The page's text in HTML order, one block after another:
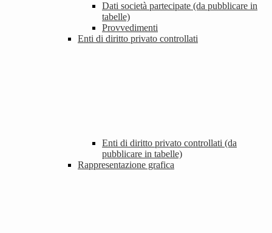
Dati società partecipate (da pubblicare in
tabelle)
Provvedimenti
Enti di diritto privato controllati
Enti di diritto privato controllati (da
pubblicare in tabelle)
Rappresentazione grafica